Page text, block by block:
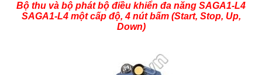
Bộ thu và bộ phát bộ điều khiển đa năng SAGA1-L4
SAGA1-L4 một cấp độ, 4 nút bấm (Start, Stop, Up,
Down)